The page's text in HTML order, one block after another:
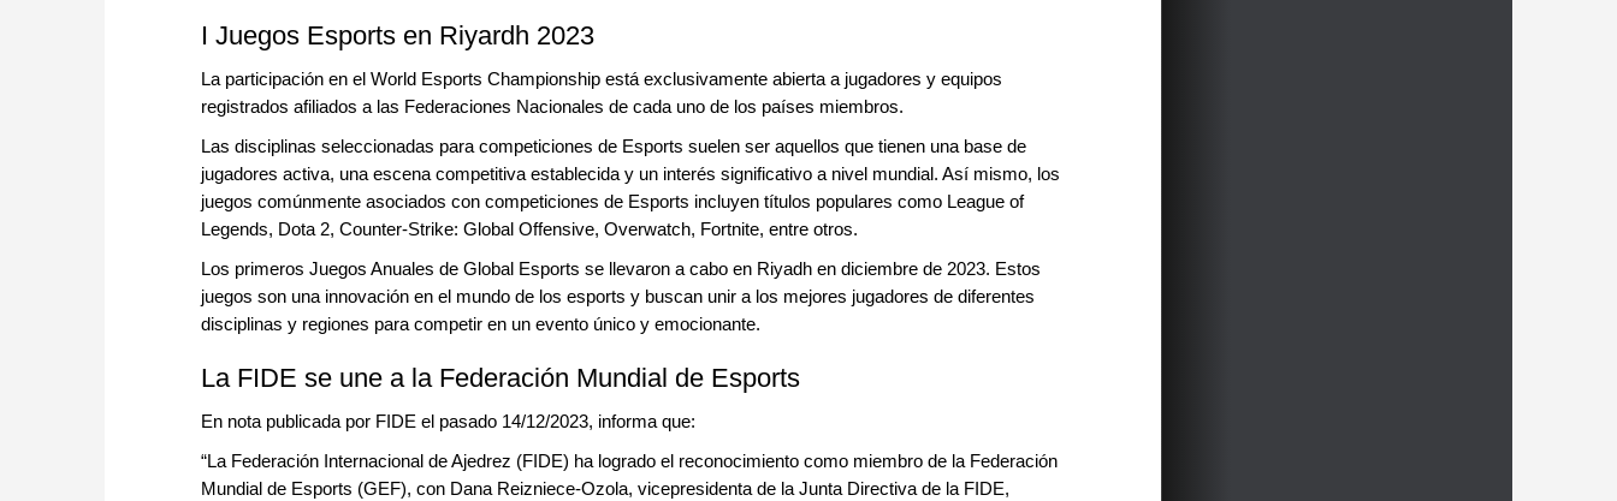
I Juegos Esports en Riyardh 2023
La participación en el World Esports Championship está exclusivamente abierta a jugadores y equipos
registrados afiliados a las Federaciones Nacionales de cada uno de los países miembros.
Las disciplinas seleccionadas para competiciones de Esports suelen ser aquellos que tienen una base de
jugadores activa, una escena competitiva establecida y un interés significativo a nivel mundial. Así mismo, los
juegos comúnmente asociados con competiciones de Esports incluyen títulos populares como League of
Legends, Dota 2, Counter-Strike: Global Offensive, Overwatch, Fortnite, entre otros.
Los primeros Juegos Anuales de Global Esports se llevaron a cabo en Riyadh en diciembre de 2023. Estos
juegos son una innovación en el mundo de los esports y buscan unir a los mejores jugadores de diferentes
disciplinas y regiones para competir en un evento único y emocionante.
La FIDE se une a la Federación Mundial de Esports
En nota publicada por FIDE el pasado 14/12/2023, informa que:
“La Federación Internacional de Ajedrez (FIDE) ha logrado el reconocimiento como miembro de la Federación
Mundial de Esports (GEF), con Dana Reizniece-Ozola, vicepresidenta de la Junta Directiva de la FIDE,